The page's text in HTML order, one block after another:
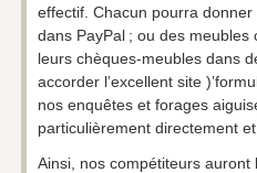
effectif. Chacun pourra
dans PayPal ; ou des
leurs chèques-meubles dans
accorder l’excellent site
nos enquêtes et forages
particulièrement directement
Ainsi, nos compétiteurs auront